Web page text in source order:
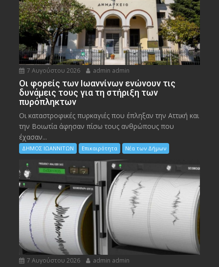
7 Αυγούστου 2026 admin admin
Οι φορείς των Ιωαννίνων ενώνουν τις
δυνάμεις τους για τη στήριξη των
πυρόπληκτων
Οι καταστροφικές πυρκαγιές που έπληξαν την Αττική και
την Bοιωτία άφησαν πίσω τους ανθρώπους που
έχασαν...
ΔΗΜΟΣ ΙΩΑΝΝΙΤΩΝ Επικαιρότητα Νέα των Δήμων
7 Αυγούστου 2026 admin admin